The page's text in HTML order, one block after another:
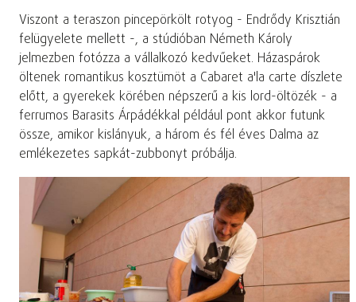
Viszont a teraszon pincepörkölt rotyog - Endrődy Krisztián
felügyelete mellett -, a stúdióban Németh Károly
jelmezben fotózza a vállalkozó kedvűeket. Házaspárok
öltenek romantikus kosztümöt a Cabaret a'la carte díszlete
előtt, a gyerekek körében népszerű a kis lord-öltözék - a
ferrumos Barasits Árpádékkal például pont akkor futunk
össze, amikor kislányuk, a három és fél éves Dalma az
emlékezetes sapkát-zubbonyt próbálja.